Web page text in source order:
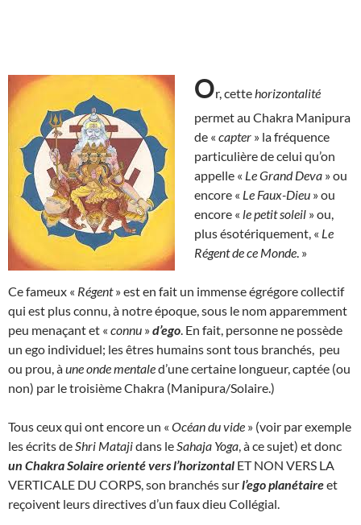
Or, cette horizontalité
permet au Chakra Manipura
de « capter » la fréquence
particulière de celui qu’on
appelle « Le Grand Deva » ou
encore « Le Faux-Dieu » ou
encore « le petit soleil » ou,
plus ésotériquement, « Le
Régent de ce Monde . »
Ce fameux « Régent» est en fait un immense égrégore collectif
qui est plus connu, à notre époque, sous le nom apparemment
peu menaçant et « connu »d’ego . En fait, personne ne possède
un ego individuel; les êtres humains sont tous branchés, peu
ou prou, àune onde mentaled’une certaine longueur, captée (ou
non) par le troisième Chakra (Manipura/Solaire.)
Tous ceux qui ont encore un « Océan du vide » (voir par exemple
les écrits de Shri Matajidans le Sahaja Yoga , à ce sujet) et donc
un Chakra Solaire orienté vers l’horizontal ET NON VERS LA
VERTICALE DU CORPS, son branchés surl’ego planétaireet
reçoivent leurs directives d’un faux dieu Collégial.